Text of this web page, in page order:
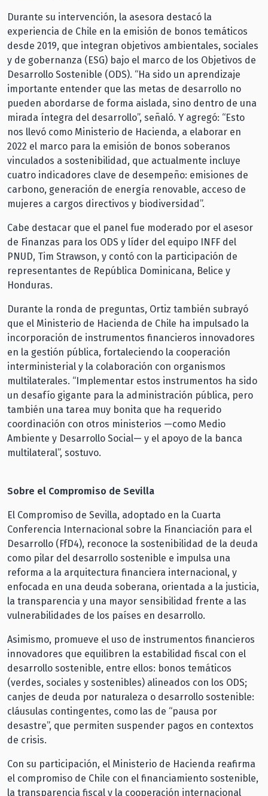
Durante su intervención, la asesora destacó la
experiencia de Chile en la emisión de bonos temáticos
desde 2019, que integran objetivos ambientales, sociales
y de gobernanza (ESG) bajo el marco de los Objetivos de
Desarrollo Sostenible (ODS). “Ha sido un aprendizaje
importante entender que las metas de desarrollo no
pueden abordarse de forma aislada, sino dentro de una
mirada íntegra del desarrollo”, señaló. Y agregó: “Esto
nos llevó como Ministerio de Hacienda, a elaborar en
2022 el marco para la emisión de bonos soberanos
vinculados a sostenibilidad, que actualmente incluye
cuatro indicadores clave de desempeño: emisiones de
carbono, generación de energía renovable, acceso de
mujeres a cargos directivos y biodiversidad”.
Cabe destacar que el panel fue moderado por el asesor
de Finanzas para los ODS y líder del equipo INFF del
PNUD, Tim Strawson, y contó con la participación de
representantes de República Dominicana, Belice y
Honduras.
Durante la ronda de preguntas, Ortiz también subrayó
que el Ministerio de Hacienda de Chile ha impulsado la
incorporación de instrumentos financieros innovadores
en la gestión pública, fortaleciendo la cooperación
interministerial y la colaboración con organismos
multilaterales. “Implementar estos instrumentos ha sido
un desafío gigante para la administración pública, pero
también una tarea muy bonita que ha requerido
coordinación con otros ministerios —como Medio
Ambiente y Desarrollo Social— y el apoyo de la banca
multilateral”, sostuvo.
Sobre el Compromiso de Sevilla
El Compromiso de Sevilla, adoptado en la Cuarta
Conferencia Internacional sobre la Financiación para el
Desarrollo (FfD4), reconoce la sostenibilidad de la deuda
como pilar del desarrollo sostenible e impulsa una
reforma a la arquitectura financiera internacional, y
enfocada en una deuda soberana, orientada a la justicia,
la transparencia y una mayor sensibilidad frente a las
vulnerabilidades de los países en desarrollo.
Asimismo, promueve el uso de instrumentos financieros
innovadores que equilibren la estabilidad fiscal con el
desarrollo sostenible, entre ellos: bonos temáticos
(verdes, sociales y sostenibles) alineados con los ODS;
canjes de deuda por naturaleza o desarrollo sostenible:
cláusulas contingentes, como las de “pausa por
desastre”, que permiten suspender pagos en contextos
de crisis.
Con su participación, el Ministerio de Hacienda reafirma
el compromiso de Chile con el financiamiento sostenible,
la transparencia fiscal y la cooperación internacional